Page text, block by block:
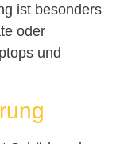
ist besonders
oder
und